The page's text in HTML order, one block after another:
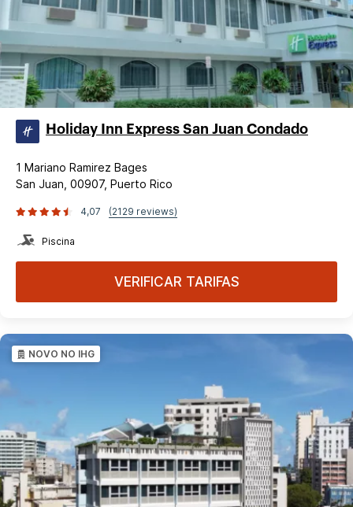
Holiday Inn Express San Juan Condado
1 Mariano Ramirez Bages
San Juan, 00907, Puerto Rico
4,07 (2129 reviews)
Piscina
VERIFICAR TARIFAS
NOVO NO IHG